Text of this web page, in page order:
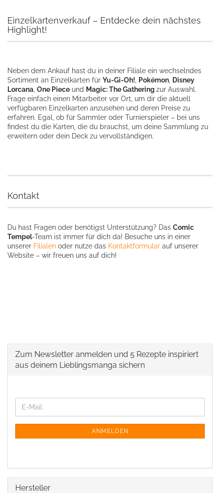
Einzelkartenverkauf – Entdecke dein nächstes
Highlight!
Neben dem Ankauf hast du in deiner Filiale ein wechselndes
Sortiment an Einzelkarten für Yu-Gi-Oh! Pokémon
Disney
Lorcana One Piece und Magic: The Gathering zur Auswahl.
Frage einfach einen Mitarbeiter vor Ort, um dir die aktuell
verfügbaren Einzelkarten anzusehen und deren Preise zu
erfahren. Egal, ob für Sammler oder Turnierspieler – bei uns
findest du die Karten, die du brauchst, um deine Sammlung zu
erweitern oder dein Deck zu vervollständigen.
Kontakt
Du hast Fragen oder benötigst Unterstützung? Das Comic
Tempel-Team ist immer für dich da! Besuche uns in einer
unserer Filialen oder nutze das Kontaktformular auf unserer
Website – wir freuen uns auf dich!
Zum Newsletter anmelden und 5 Rezepte inspiriert
aus deinem Lieblingsmanga sichern
ANMELDEN
Hersteller